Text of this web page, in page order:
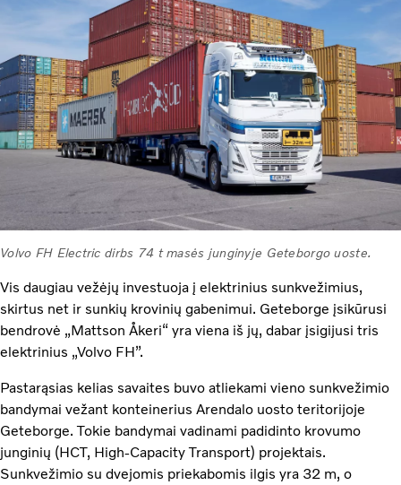
Volvo FH Electric dirbs 74 t masės junginyje Geteborgo uoste.
Vis daugiau vežėjų investuoja į elektrinius sunkvežimius,
skirtus net ir sunkių krovinių gabenimui. Geteborge įsikūrusi
bendrovė „Mattson Åkeri“ yra viena iš jų, dabar įsigijusi tris
elektrinius „Volvo FH”.
Pastarąsias kelias savaites buvo atliekami vieno sunkvežimio
bandymai vežant konteinerius Arendalo uosto teritorijoje
Geteborge. Tokie bandymai vadinami padidinto krovumo
junginių (HCT, High-Capacity Transport) projektais.
Sunkvežimio su dvejomis priekabomis ilgis yra 32 m, o